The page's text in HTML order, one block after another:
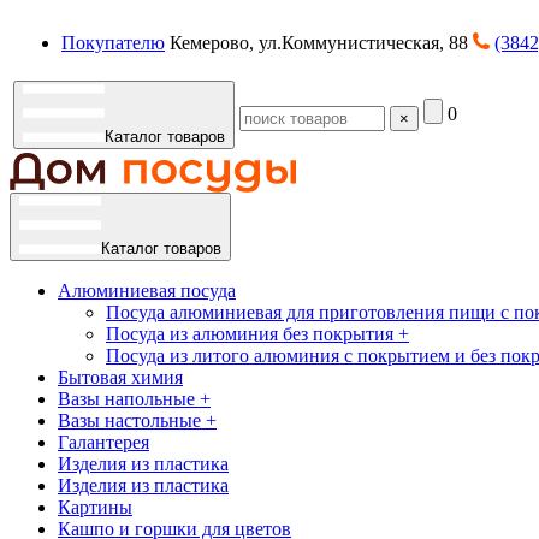
Покупателю Кемерово, ул.Коммунистическая, 88
Каталог товаров
× 0
Каталог товаров
Алюминиевая посуда
Посуда алюминиевая для приготовления пищи с
Посуда из алюминия без покрытия +
Посуда из литого алюминия с покрытием и без
Бытовая химия
Вазы напольные +
Вазы настольные +
Галантерея
Изделия из пластика
Изделия из пластика
Картины
Кашпо и горшки для цветов